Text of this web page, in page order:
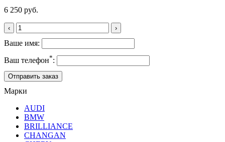
6 250 руб.
‹ ›
Ваше имя:
Ваш телефон*:
Марки
AUDI
BMW
BRILLIANCE
CHANGAN